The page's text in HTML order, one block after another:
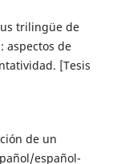
trilingüe de
aspectos de
[Tesis
de un
español-